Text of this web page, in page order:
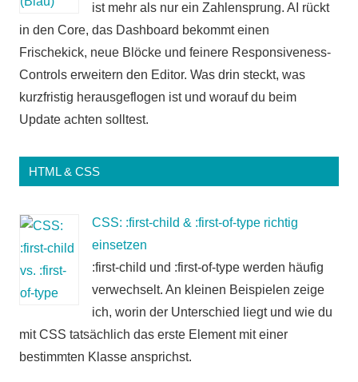
ist mehr als nur ein Zahlensprung. AI rückt
in den Core, das Dashboard bekommt einen
Frischekick, neue Blöcke und feinere Responsiveness-
Controls erweitern den Editor. Was drin steckt, was
kurzfristig herausgeflogen ist und worauf du beim
Update achten solltest.
HTML & CSS
CSS: :first-child & :first-of-type richtig
einsetzen
:first-child und :first-of-type werden häufig
verwechselt. An kleinen Beispielen zeige
ich, worin der Unterschied liegt und wie du
mit CSS tatsächlich das erste Element mit einer
bestimmten Klasse ansprichst.